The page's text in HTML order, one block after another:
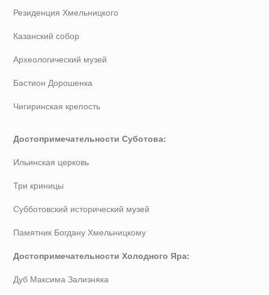
Резиденция Хмельницкого
Казанский собор
Археологический музей
Бастион Дорошенка
Чигиринская крепость
Достопримечательности Суботова:
Ильинская церковь
Три криницы
Субботовский исторический музей
Памятник Богдану Хмельницкому
Достопримечательности Холодного Яра:
Дуб Максима Зализняка